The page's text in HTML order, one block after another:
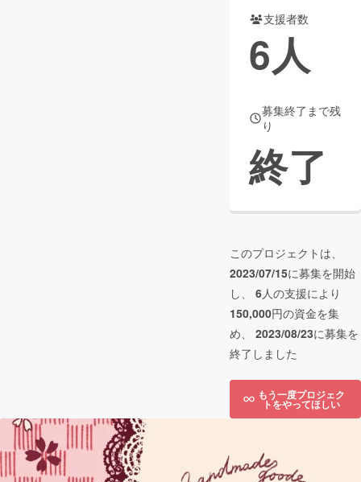
支援者数
6人
募集終了まで残
り
終了
このプロジェクトは、
2023/07/15に募集を開始
し、 6人の支援により
150,000円の資金を集
め、 2023/08/23に募集を
終了しました
もう一度プロジェク
トをやってほしい